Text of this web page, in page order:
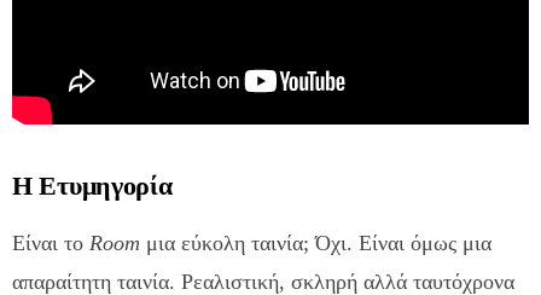
Η Ετυμηγορία
Είναι το Room μια εύκολη ταινία; Όχι. Είναι όμως μια
απαραίτητη ταινία. Ρεαλιστική, σκληρή αλλά ταυτόχρονα